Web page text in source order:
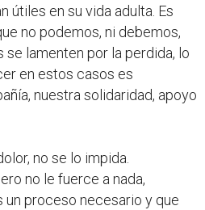
útiles en su vida adulta. Es
no podemos, ni debemos,
lamenten por la perdida, lo
en estos casos es
nuestra solidaridad, apoyo
no se lo impida.
no le fuerce a nada,
un proceso necesario y que